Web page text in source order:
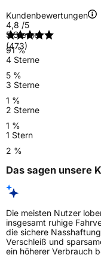
Kundenbewertungen
4,8 /5
(473)
5 Sterne
91 %
4 Sterne
5 %
3 Sterne
1 %
2 Sterne
1 %
1 Stern
2 %
Das sagen unsere
Die meisten Nutzer
insgesamt ruhige
die sichere
Verschleiß und
ein höherer Verbrauch